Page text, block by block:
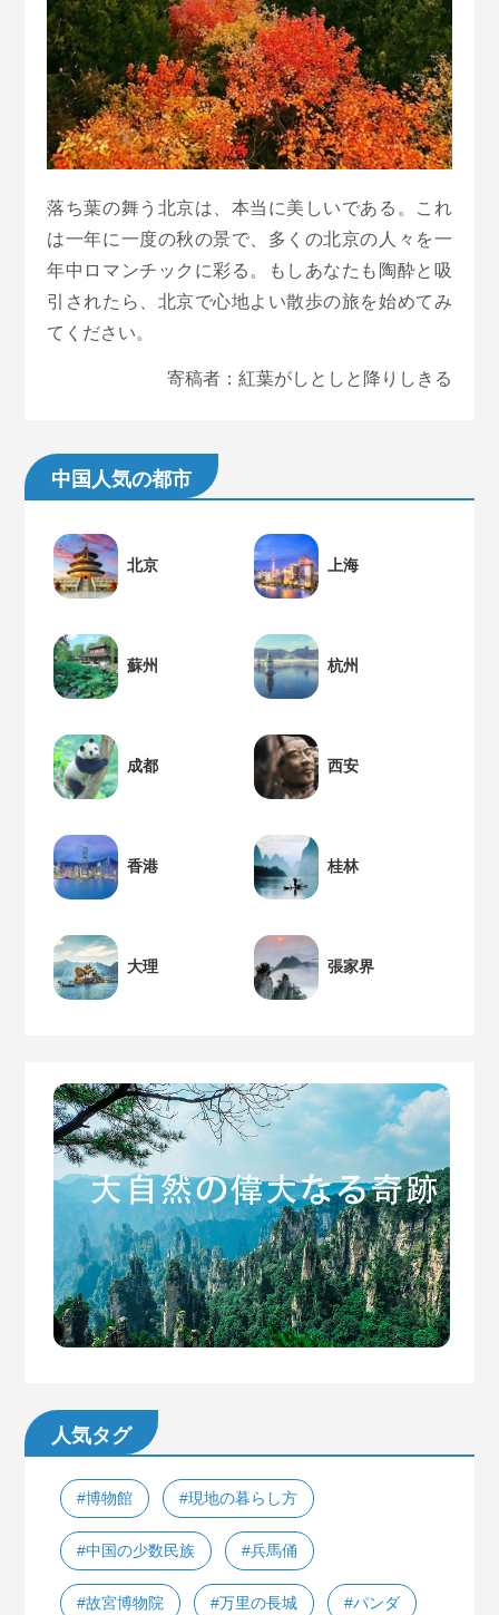
落ち葉の舞う北京は、本当に美しいである。これ
は一年に一度の秋の景で、多くの北京の人々を一
年中ロマンチックに彩る。もしあなたも陶酔と吸
引されたら、北京で心地よい散歩の旅を始めてみ
てください。
寄稿者：紅葉がしとしと降りしきる
中国人気の都市
北京 上海
蘇州 杭州
成都 西安
香港 桂林
大理 張家界
人気タグ
#博物館 #現地の暮らし方
#中国の少数民族 #兵馬俑
#故宮博物院 #万里の長城 #パンダ